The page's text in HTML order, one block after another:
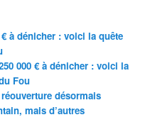
à dénicher : voici la quête
000 € à dénicher : voici la
Fou
désormais
mais d’autres